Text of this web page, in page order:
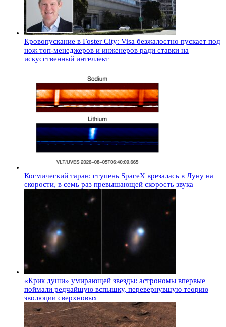
Кровопускание в Foster City: Visa безжалостно пускает под
нож топ-менеджеров и инженеров ради ставки на
искусственный интеллект
Космический таран: ступень SpaceX врезалась в Луну на
скорости, в семь раз превышающей скорость звука
«Крик души» умирающей звезды: астрономы впервые
поймали редчайшую вспышку, перевернувшую теорию
эволюции сверхновых